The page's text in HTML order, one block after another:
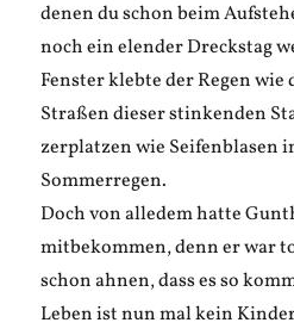
denen du schon beim
noch ein elender Dreckstag
Fenster klebte der Regen wie
Straßen dieser stinkenden
zerplatzen wie Seifenblasen
Sommerregen.
Doch von alledem hatte
mitbekommen, denn er war
schon ahnen, dass es so
Leben ist nun mal kein